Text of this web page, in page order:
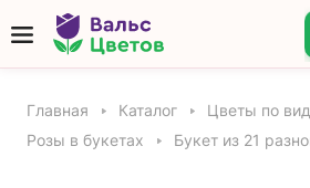
Главная Каталог
Цветы по
Розы в букетах
Букет из 21